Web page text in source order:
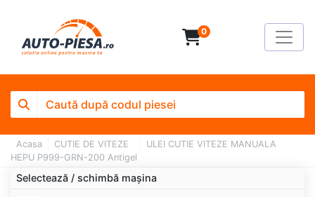
0
Acasa CUTIE DE VITEZE
ULEI CUTIE VITEZE MANUALA
HEPU P999-GRN-200 Antigel
Selectează / schimbă mașina